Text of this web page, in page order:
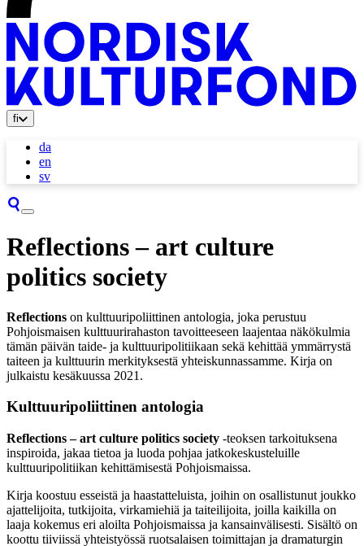
fi
da
en
sv
Reflections – art culture
politics society
Reflections on kulttuuripoliittinen antologia, joka perustuu
Pohjoismaisen kulttuurirahaston tavoitteeseen laajentaa näkökulmia
tämän päivän taide- ja kulttuuripolitiikaan sekä kehittää ymmärrystä
taiteen ja kulttuurin merkityksestä yhteiskunnassamme. Kirja on
julkaistu kesäkuussa 2021.
Kulttuuripoliittinen antologia
Reflections – art culture politics society -teoksen tarkoituksena
inspiroida, jakaa tietoa ja luoda pohjaa jatkokeskusteluille
kulttuuripolitiikan kehittämisestä Pohjoismaissa.
Kirja koostuu esseistä ja haastatteluista, joihin on osallistunut joukko
ajattelijoita, tutkijoita, virkamiehiä ja taiteilijoita, joilla kaikilla on
laaja kokemus eri aloilta Pohjoismaissa ja kansainvälisesti. Sisältö on
koottu tiiviissä yhteistyössä ruotsalaisen toimittajan ja dramaturgin